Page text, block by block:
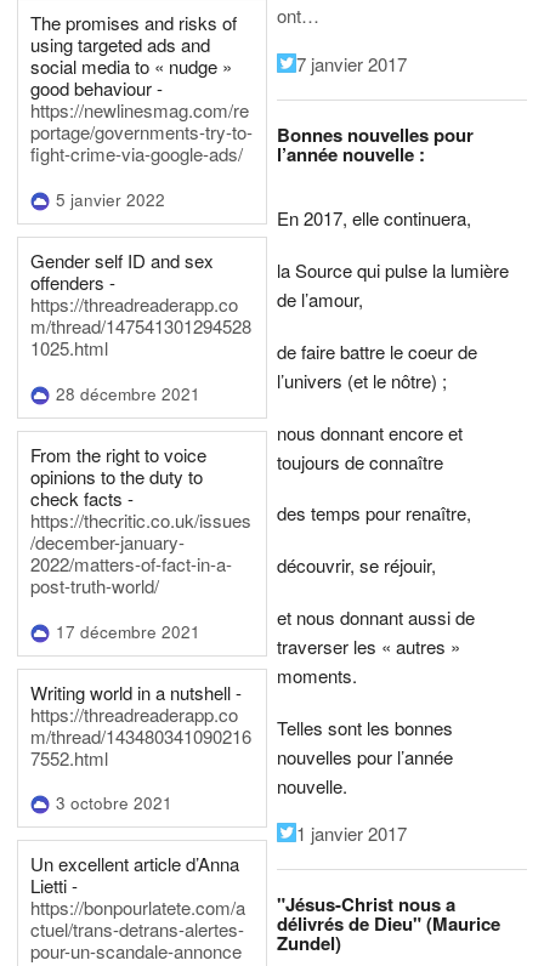
The promises and risks of
using targeted ads and
social media to « nudge »
good behaviour -
https://newlinesmag.com/re
portage/governments-try-to-
fight-crime-via-google-ads/
5 janvier 2022
Gender self ID and sex
offenders -
https://threadreaderapp.co
m/thread/147541301294528
1025.html
28 décembre 2021
From the right to voice
opinions to the duty to
check facts -
https://thecritic.co.uk/issues
/december-january-
2022/matters-of-fact-in-a-
post-truth-world/
17 décembre 2021
Writing world in a nutshell -
https://threadreaderapp.co
m/thread/143480341090216
7552.html
3 octobre 2021
Un excellent article d’Anna
Lietti -
https://bonpourlatete.com/a
ctuel/trans-detrans-alertes-
pour-un-scandale-annonce
ont…
7 janvier 2017
Bonnes nouvelles pour
l’année nouvelle :
En 2017, elle continuera,
la Source qui pulse la lumière
de l’amour,
de faire battre le coeur de
l’univers (et le nôtre) ;
nous donnant encore et
toujours de connaître
des temps pour renaître,
découvrir, se réjouir,
et nous donnant aussi de
traverser les « autres »
moments.
Telles sont les bonnes
nouvelles pour l’année
nouvelle.
1 janvier 2017
"Jésus-Christ nous a
délivrés de Dieu" (Maurice
Zundel)